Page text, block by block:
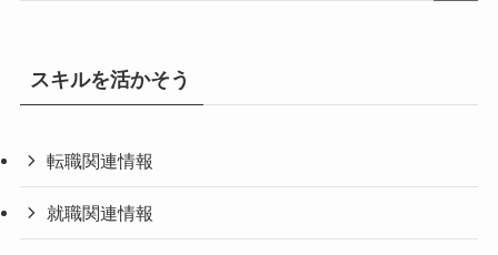
スキルを活かそう
転職関連情報
就職関連情報